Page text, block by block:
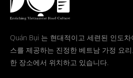
Quán Bụi 는 현대적이고 세련된 인도
스를 제공하는 진정한 베트남 가정 요
한 장소에서 위치하고 있습니다.